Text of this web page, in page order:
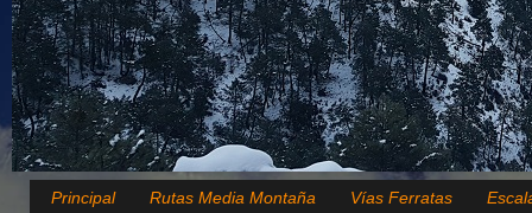
Principal Rutas Media Montaña Vías Ferratas